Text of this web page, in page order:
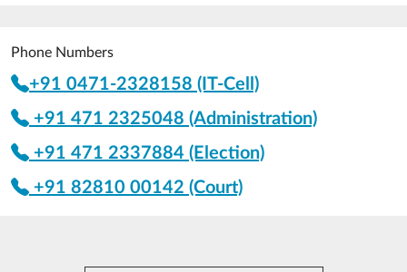
Phone Numbers
+91 0471-2328158 (IT-Cell)
+91 471 2325048 (Administration)
+91 471 2337884 (Election)
+91 82810 00142 (Court)